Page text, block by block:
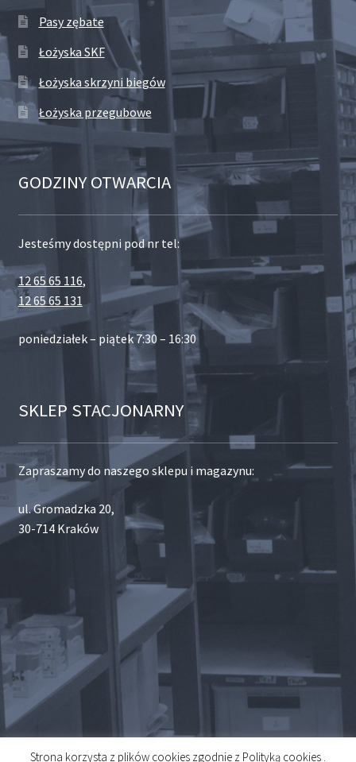
Pasy zębate
Łożyska SKF
Łożyska skrzyni biegów
Łożyska przegubowe
GODZINY OTWARCIA
Jesteśmy dostępni pod nr tel:
12 65 65 116,
12 65 65 131
poniedziałek – piątek 7:30 – 16:30
SKLEP STACJONARNY
Zapraszamy do naszego sklepu i magazynu:
ul. Gromadzka 20,
30-714 Kraków
Strona korzysta z plików cookies zgodnie z Polityką cookies .